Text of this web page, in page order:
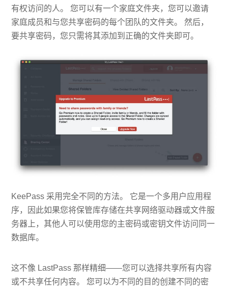
有权访问的人。 您可以有一个家庭文件夹，您可以邀请
家庭成员和与您共享密码的每个团队的文件夹。 然后，
要共享密码，您只需将其添加到正确的文件夹即可。
KeePass 采用完全不同的方法。 它是一个多用户应用程
序，因此如果您将保管库存储在共享网络驱动器或文件服
务器上，其他人可以使用您的主密码或密钥文件访问同一
数据库。
这不像 LastPass 那样精细——您可以选择共享所有内容
或不共享任何内容。 您可以为不同的目的创建不同的密